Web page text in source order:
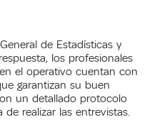
de Estadísticas y
, los profesionales
en el operativo cuentan con
garantizan su buen
un detallado protocolo
realizar las entrevistas.